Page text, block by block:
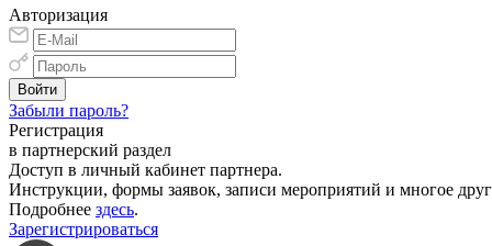
Авторизация
Забыли пароль?
Регистрация
в партнерский раздел
Доступ в личный кабинет партнера.
Инструкции, формы заявок, записи мероприятий и многое
Подробнее здесь.
Зарегистрироваться